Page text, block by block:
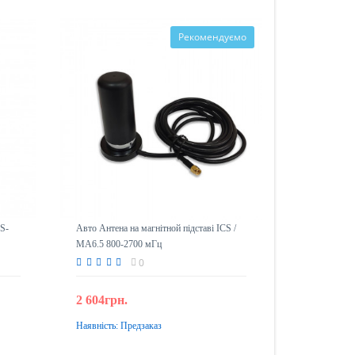
Рекомендуємо
Авто Антена на магнітной підставі ICS /
MA6.5 800-2700 мГц
0
2 604грн.
Передзамовлення
Наявність: Предзаказ